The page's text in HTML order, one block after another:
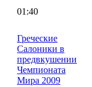
01:40
Греческие
Салоники в
предвкушении
Чемпионата
Мира 2009